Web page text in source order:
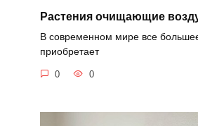
Растения очищающие
В современном мире все
приобретает
0 0